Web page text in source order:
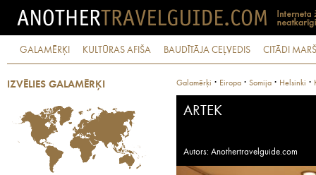
GALAMĒRĶI KULTŪRAS AFIŠA BAUDĪTĀJA CEĻVEDIS CITĀDI
IZVĒLIES GALAMĒRĶI Galamērķi · Eiropa · Somija · Helsinki ·
ARTEK
Autors: Anothertravelguide.com